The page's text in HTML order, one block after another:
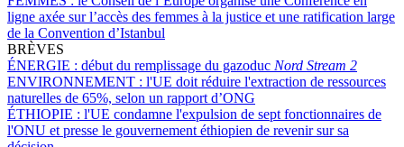
ligne axée sur l’accès des femmes à la justice et une ratification large
de la Convention d’Istanbul
BRÈVES
ÉNERGIE : début du remplissage du gazoduc Nord Stream 2
ENVIRONNEMENT : l'UE doit réduire l'extraction de ressources
naturelles de 65%, selon un rapport d’ONG
ÉTHIOPIE : l'UE condamne l'expulsion de sept fonctionnaires de
l'ONU et presse le gouvernement éthiopien de revenir sur sa